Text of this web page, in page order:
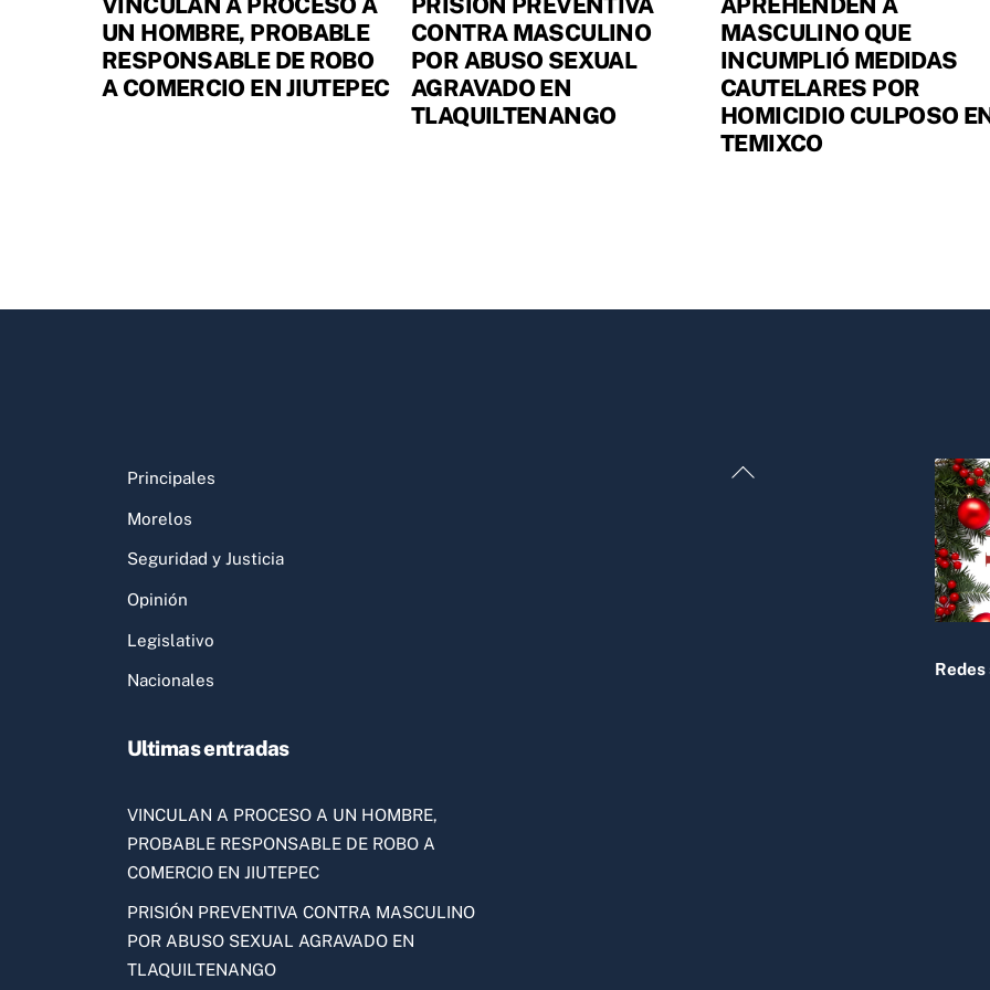
UN HOMBRE, PROBABLE
RESPONSABLE DE ROBO
A COMERCIO EN JIUTEPEC
CONTRA MASCULINO
POR ABUSO SEXUAL
AGRAVADO EN
TLAQUILTENANGO
MASCULINO QUE
INCUMPLIÓ MEDIDAS
CAUTELARES POR
HOMICIDIO CULPOSO
TEMIXCO
Back
Principales
Morelos
Seguridad y Justicia
Opinión
Legislativo
Nacionales
Ultimas entradas
VINCULAN A PROCESO A UN HOMBRE,
PROBABLE RESPONSABLE DE ROBO A
COMERCIO EN JIUTEPEC
PRISIÓN PREVENTIVA CONTRA MASCULINO
POR ABUSO SEXUAL AGRAVADO EN
TLAQUILTENANGO